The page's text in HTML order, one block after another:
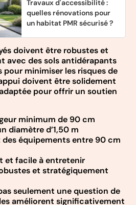
Travaux d'accessibilité :
quelles rénovations pour
un habitat PMR sécurisé ?
doivent être robustes et
avec des sols antidérapants
minimiser les risques de
doivent être solidement
pour offrir un soutien
minimum de 90 cm
diamètre d’1,50 m
équipements entre 90 cm
et facile à entretenir
et stratégiquement
seulement une question de
améliorent significativement